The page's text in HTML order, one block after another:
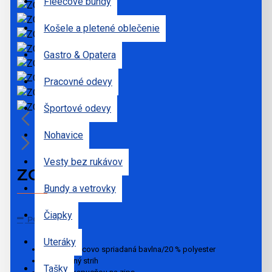
Košele a pletené oblečenie
Gastro & Opatera
Pracovné odevy
Športové odevy
Nohavice
Vesty bez rukávov
Bundy a vetrovky
Čiapky
Uteráky
Tašky
ZOODIE
POPIS
80 % prstencovo spriadaná bavlna/20 % polyester
Štandardný strih